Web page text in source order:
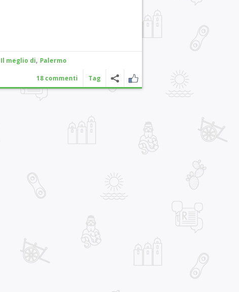
Il meglio di, Palermo
18 commenti Tag